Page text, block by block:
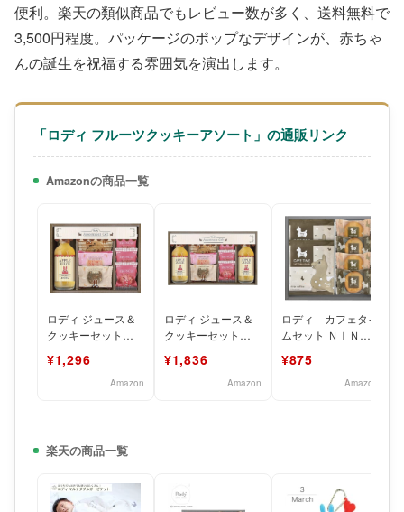
便利。楽天の類似商品でもレビュー数が多く、送料無料で
3,500円程度。パッケージのポップなデザインが、赤ちゃ
んの誕生を祝福する雰囲気を演出します。
「ロディ フルーツクッキーアソート」の通販リンク
Amazonの商品一覧
ロディ ジュース＆
クッキーセット
¥1,296
Amazon
ロディ ジュース＆
クッキーセット
¥1,836
Amazon
ロディ カフェタイ
ムセット ＮＩＮ－
¥875
Amazon
楽天の商品一覧